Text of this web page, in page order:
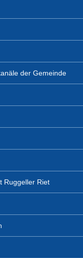
der Gemeinde
Ruggeller Riet